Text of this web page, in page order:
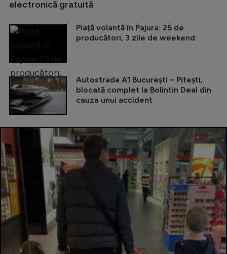
electronică gratuită
Piață volantă în Pajura: 25 de
producători, 3 zile de weekend
Autostrada A1 București – Pitești,
blocată complet la Bolintin Deal din
cauza unui accident